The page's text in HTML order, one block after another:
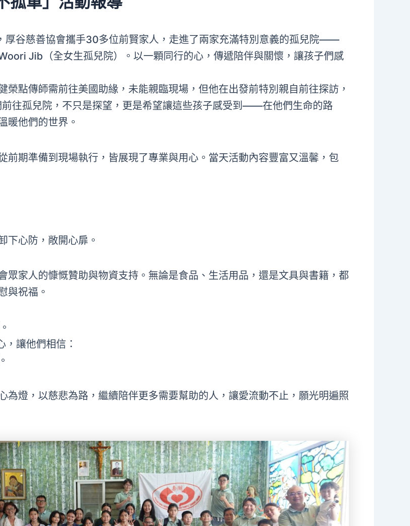
厚谷慈善協會攜手30多位前賢家人，走進了兩家充滿特別意義的孤兒院——
Jib（全女生孤兒院）。以一顆同行的心，傳遞陪伴與關懷，讓孩子們感
點傳師需前往美國助緣，未能親臨現場，但他在出發前特別親自前往探訪，
往孤兒院，不只是探望，更是希望讓這些孩子感受到——在他們生命的路
暖他們的世界。
前期準備到現場執行，皆展現了專業與用心。當天活動內容豐富又溫馨，包
下心防，敞開心扉。
眾家人的慷慨贊助與物資支持。無論是食品、生活用品，還是文具與書籍，都
與祝福。
，讓他們相信：
為燈，以慈悲為路，繼續陪伴更多需要幫助的人，讓愛流動不止，願光明遍照